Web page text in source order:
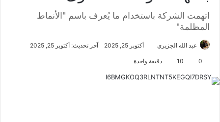
اتهمت الشركة باستخدام ما يُعرف باسم "الأنماط
المظلمة"
عبد الله الجزيري أكتوبر 25, 2025 آخر تحديث: أكتوبر 25, 2025
0
10 دقيقة واحدة